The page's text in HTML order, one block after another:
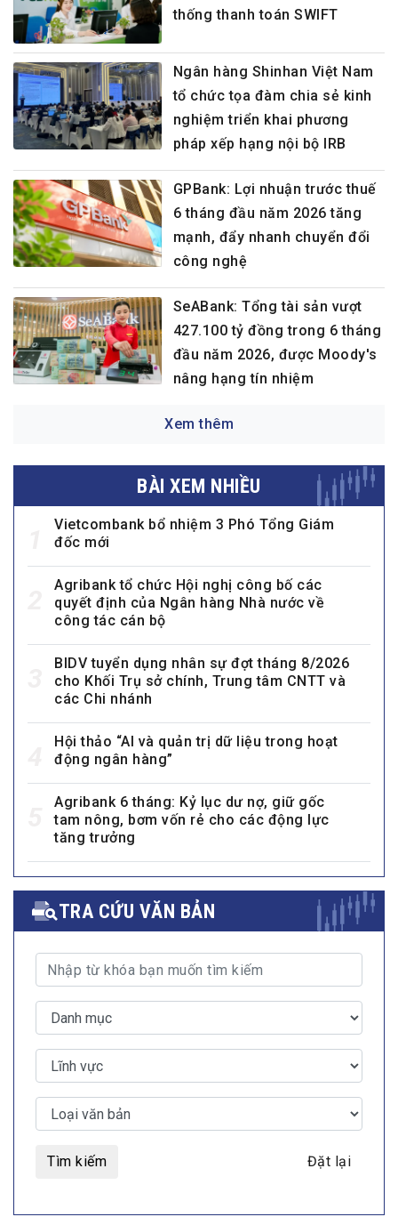
thống thanh toán SWIFT
Ngân hàng Shinhan Việt Nam
tổ chức tọa đàm chia sẻ kinh
nghiệm triển khai phương
pháp xếp hạng nội bộ IRB
GPBank: Lợi nhuận trước thuế
6 tháng đầu năm 2026 tăng
mạnh, đẩy nhanh chuyển đổi
công nghệ
SeABank: Tổng tài sản vượt
427.100 tỷ đồng trong 6 tháng
đầu năm 2026, được Moody's
nâng hạng tín nhiệm
Xem thêm
BÀI XEM NHIỀU
Vietcombank bổ nhiệm 3 Phó Tổng Giám
đốc mới
Agribank tổ chức Hội nghị công bố các
quyết định của Ngân hàng Nhà nước về
công tác cán bộ
BIDV tuyển dụng nhân sự đợt tháng 8/2026
cho Khối Trụ sở chính, Trung tâm CNTT và
các Chi nhánh
Hội thảo “AI và quản trị dữ liệu trong hoạt
động ngân hàng”
Agribank 6 tháng: Kỷ lục dư nợ, giữ gốc
tam nông, bơm vốn rẻ cho các động lực
tăng trưởng
TRA CỨU VĂN BẢN
Tìm kiếm Đặt lại